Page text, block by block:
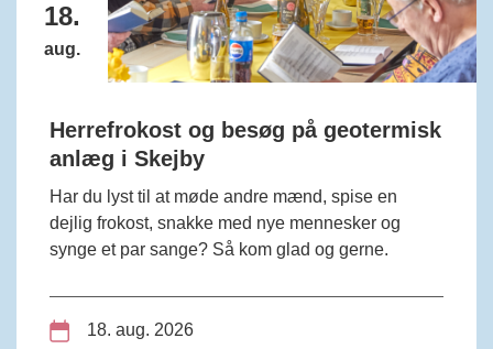
18.
aug.
Herrefrokost og besøg på geotermisk
anlæg i Skejby
Har du lyst til at møde andre mænd, spise en
dejlig frokost, snakke med nye mennesker og
synge et par sange? Så kom glad og gerne.
18. aug. 2026